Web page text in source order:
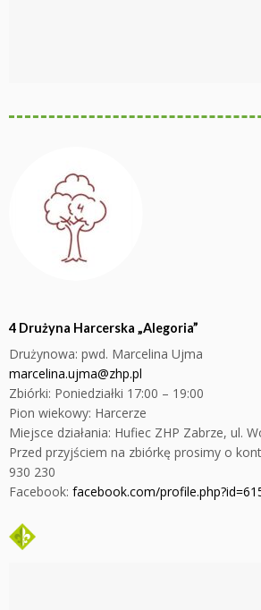
4 Drużyna Harcerska „Alegoria”
Drużynowa: pwd. Marcelina Ujma
marcelina.ujma@zhp.pl
Zbiórki: Poniedziałki 17:00 – 19:00
Pion wiekowy: Harcerze
Miejsce działania: Hufiec ZHP Zabrze, ul.
Przed przyjściem na zbiórkę prosimy o
930 230
Facebook: facebook.com/